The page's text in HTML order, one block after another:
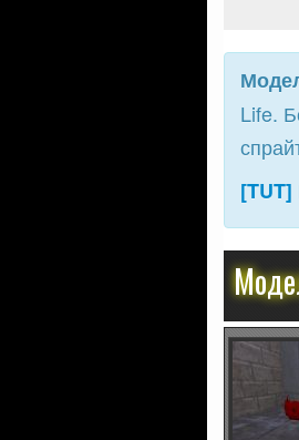
Life.